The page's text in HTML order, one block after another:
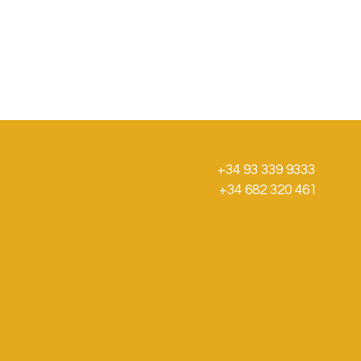
+34 93 339 9333
+34 682 320 461